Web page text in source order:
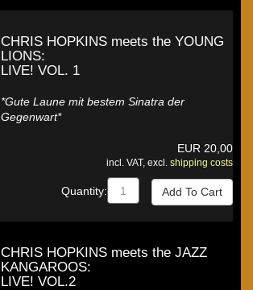
CHRIS HOPKINS meets the YOUNG
LIONS:
LIVE! VOL. 1
*Gute Laune mit bestem Sinatra der
Gegenwart*
EUR 20,00
incl. VAT, excl. shipping costs
Quantity:
CHRIS HOPKINS meets the JAZZ
KANGAROOS:
LIVE! VOL.2